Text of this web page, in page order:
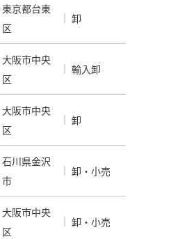
東京都台東
区
卸
大阪市中央
区
輸入卸
大阪市中央
区
卸
石川県金沢
市
卸・小売
大阪市中央
区
卸・小売